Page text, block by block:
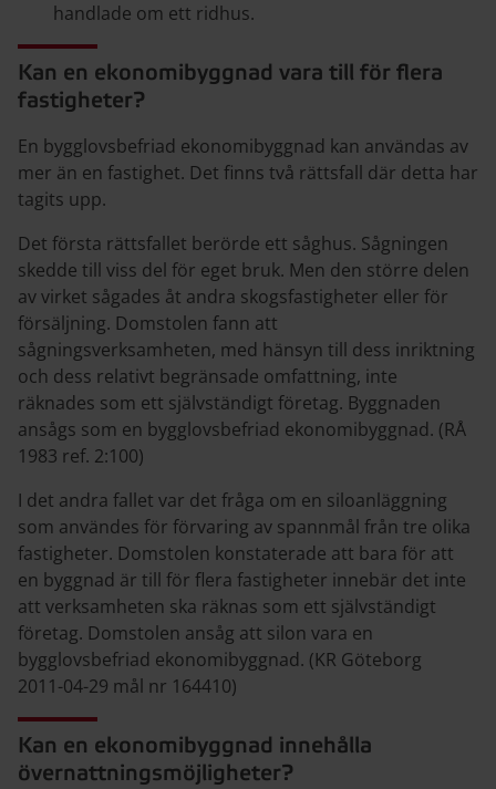
handlade om ett ridhus.
Kan en ekonomibyggnad vara till för flera
fastigheter?
En bygglovsbefriad ekonomibyggnad kan användas av
mer än en fastighet. Det finns två rättsfall där detta har
tagits upp.
Det första rättsfallet berörde ett såghus. Sågningen
skedde till viss del för eget bruk. Men den större delen
av virket sågades åt andra skogsfastigheter eller för
försäljning. Domstolen fann att
sågningsverksamheten, med hänsyn till dess inriktning
och dess relativt begränsade omfattning, inte
räknades som ett självständigt företag. Byggnaden
ansågs som en bygglovsbefriad ekonomibyggnad. (RÅ
1983 ref. 2:100)
I det andra fallet var det fråga om en siloanläggning
som användes för förvaring av spannmål från tre olika
fastigheter. Domstolen konstaterade att bara för att
en byggnad är till för flera fastigheter innebär det inte
att verksamheten ska räknas som ett självständigt
företag. Domstolen ansåg att silon vara en
bygglovsbefriad ekonomibyggnad. (KR Göteborg
2011­-04­-29 mål nr 1644­10)
Kan en ekonomibyggnad innehålla
övernattningsmöjligheter?